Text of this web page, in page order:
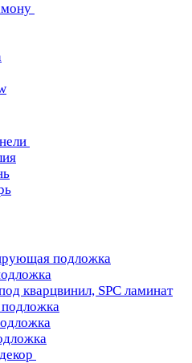
подложка
кварцвинил, SPC ламинат